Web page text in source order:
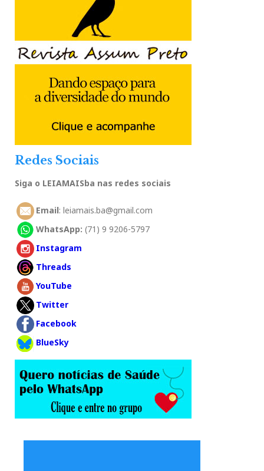
Redes Sociais
Siga o LEIAMAISba nas redes sociais
Email: leiamais.ba@gmail.com
WhatsApp: (71) 9 9206-5797
Instagram
Threads
YouTube
Twitter
Facebook
BlueSky